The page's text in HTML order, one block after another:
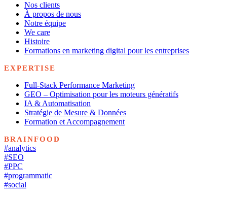
Nos clients
À propos de nous
Notre équipe
We care
Histoire
Formations en marketing digital pour les entreprises
EXPERTISE
Full-Stack Performance Marketing
GEO – Optimisation pour les moteurs génératifs
IA & Automatisation
Stratégie de Mesure & Données
Formation et Accompagnement
BRAINFOOD
#analytics
#SEO
#PPC
#programmatic
#social